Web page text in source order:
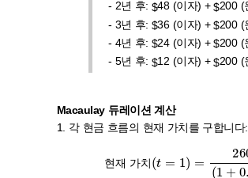
- 2년 후: $48 (이자) +$200 (
- 3년 후: $36 (이자) +$200 (
- 4년 후: $24 (이자) +$200 (
- 5년 후: $12 (이자) +$200 (
Macaulay 듀레이션 계산
1. 각 현금 흐름의 현재 가치를 구합니다:
현 재 가 치
현재 가치( t= 1) =260(1+